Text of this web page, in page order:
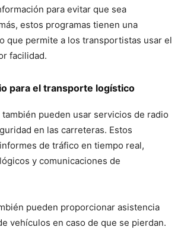
para evitar que sea
estos programas tienen una
que permite a los transportistas usar el
facilidad.
para el transporte logístico
pueden usar servicios de radio
en las carreteras. Estos
de tráfico en tiempo real,
y comunicaciones de
pueden proporcionar asistencia
vehículos en caso de que se pierdan.